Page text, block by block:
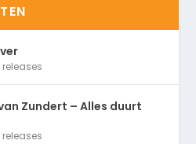
releases
Zundert – Alles duurt
releases